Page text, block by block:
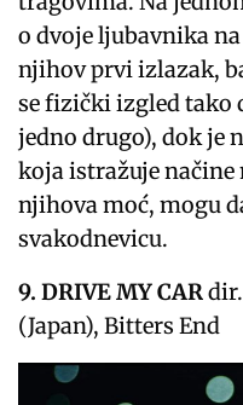
o dvoje ljubavnika
njihov prvi izlazak,
se fizički izgled tako
jedno drugo), dok je
koja istražuje
njihova moć, mogu
svakodnevicu.
9. DRIVE MY CAR
(Japan), Bitters End